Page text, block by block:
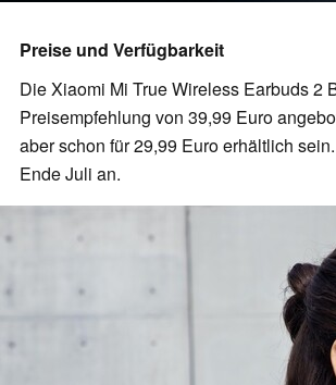
Preise und Verfügbarkeit
Die Xiaomi Mi True Wireless Earbuds 2
Preisempfehlung von 39,99 Euro
aber schon für 29,99 Euro erhältlich sein.
Ende Juli an.